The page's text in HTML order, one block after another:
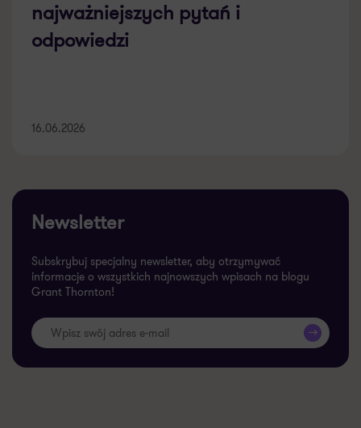
najważniejszych pytań i
odpowiedzi
16.06.2026
Newsletter
Subskrybuj specjalny newsletter, aby otrzymywać
informacje o wszystkich najnowszych wpisach na blogu
Grant Thornton!
>>